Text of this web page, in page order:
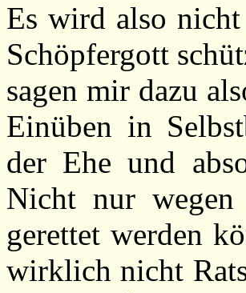
Es wird also
Schöpfergott
sagen mir dazu
Einüben in
der Ehe und
Nicht nur
gerettet werden
wirklich nicht